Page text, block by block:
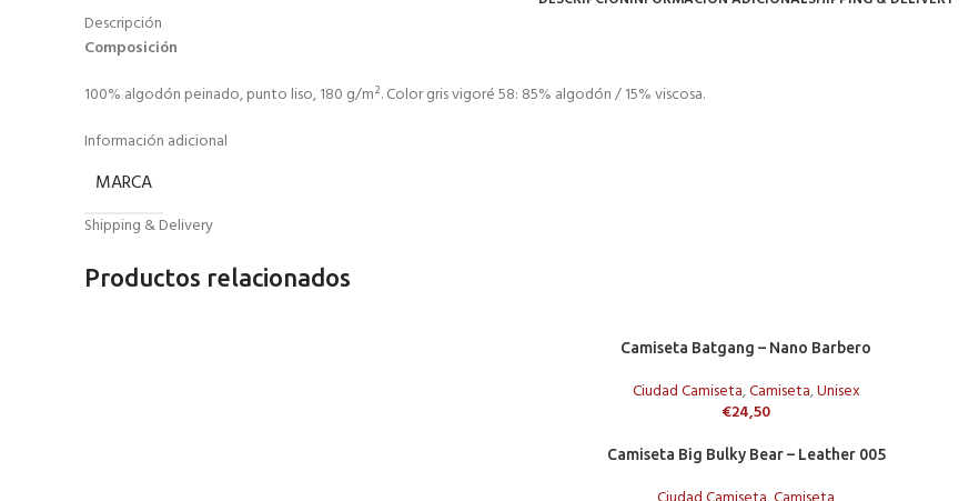
Descripción
Composición
100% algodón peinado, punto liso, 180 g/m². Color gris vigoré 58: 85% algodón / 15% viscosa.
Información adicional
MARCA
Shipping & Delivery
Productos relacionados
Camiseta Batgang – Nano Barbero
Ciudad Camiseta,Camiseta,Unisex
€24,50
Camiseta Big Bulky Bear – Leather 005